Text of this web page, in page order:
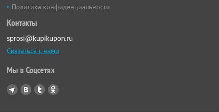
Политика конфиденциальности
Контакты
sprosi@kupikupon.ru
Связаться с нами
Мы в Соцсетях